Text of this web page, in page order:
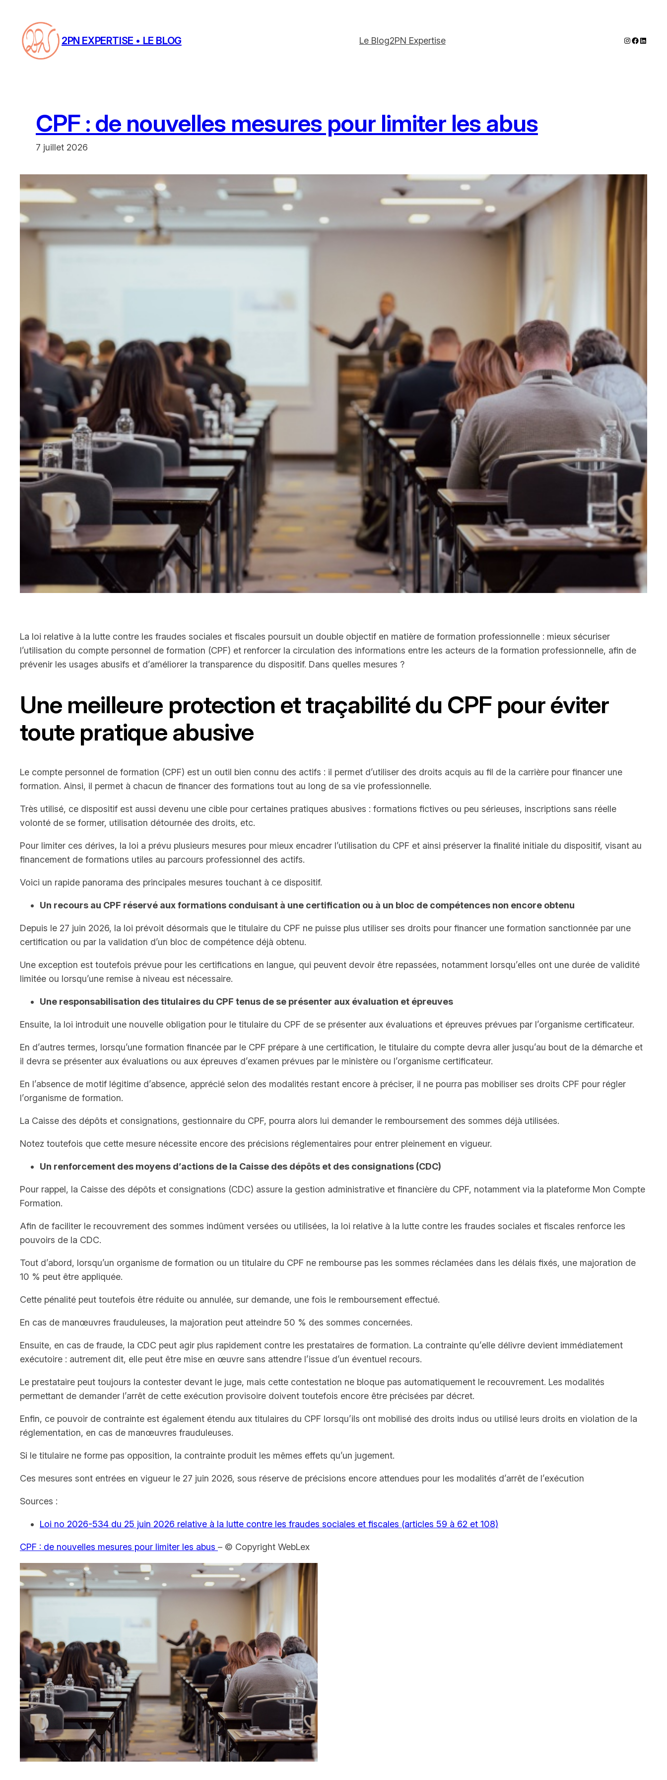
contenu
2PN EXPERTISE • LE BLOG Le Blog2PN Expertise Instagram
CPF : de nouvelles mesures pour limiter les abus
7 juillet 2026
La loi relative à la lutte contre les fraudes sociales et fiscales poursuit un double objectif en matière de formation professionnelle : mieux sécuriser
l’utilisation du compte personnel de formation (CPF) et renforcer la circulation des informations entre les acteurs de la formation professionnelle, afin de
prévenir les usages abusifs et d’améliorer la transparence du dispositif. Dans quelles mesures ?
Une meilleure protection et traçabilité du CPF pour éviter
toute pratique abusive
Le compte personnel de formation (CPF) est un outil bien connu des actifs : il permet d’utiliser des droits acquis au fil de la carrière pour financer une
formation. Ainsi, il permet à chacun de financer des formations tout au long de sa vie professionnelle.
Très utilisé, ce dispositif est aussi devenu une cible pour certaines pratiques abusives : formations fictives ou peu sérieuses, inscriptions sans réelle
volonté de se former, utilisation détournée des droits, etc.
Pour limiter ces dérives, la loi a prévu plusieurs mesures pour mieux encadrer l’utilisation du CPF et ainsi préserver la finalité initiale du dispositif, visant au
financement de formations utiles au parcours professionnel des actifs.
Voici un rapide panorama des principales mesures touchant à ce dispositif.
Un recours au CPF réservé aux formations conduisant à une certification ou à un bloc de compétences non encore obtenu
Depuis le 27 juin 2026, la loi prévoit désormais que le titulaire du CPF ne puisse plus utiliser ses droits pour financer une formation sanctionnée par une
certification ou par la validation d’un bloc de compétence déjà obtenu.
Une exception est toutefois prévue pour les certifications en langue, qui peuvent devoir être repassées, notamment lorsqu’elles ont une durée de validité
limitée ou lorsqu’une remise à niveau est nécessaire.
Une responsabilisation des titulaires du CPF tenus de se présenter aux évaluation et épreuves
Ensuite, la loi introduit une nouvelle obligation pour le titulaire du CPF de se présenter aux évaluations et épreuves prévues par l’organisme certificateur.
En d’autres termes, lorsqu’une formation financée par le CPF prépare à une certification, le titulaire du compte devra aller jusqu’au bout de la démarche et
il devra se présenter aux évaluations ou aux épreuves d’examen prévues par le ministère ou l’organisme certificateur.
En l’absence de motif légitime d’absence, apprécié selon des modalités restant encore à préciser, il ne pourra pas mobiliser ses droits CPF pour régler
l’organisme de formation.
La Caisse des dépôts et consignations, gestionnaire du CPF, pourra alors lui demander le remboursement des sommes déjà utilisées.
Notez toutefois que cette mesure nécessite encore des précisions réglementaires pour entrer pleinement en vigueur.
Un renforcement des moyens d’actions de la Caisse des dépôts et des consignations (CDC)
Pour rappel, la Caisse des dépôts et consignations (CDC) assure la gestion administrative et financière du CPF, notamment via la plateforme Mon Compte
Formation.
Afin de faciliter le recouvrement des sommes indûment versées ou utilisées, la loi relative à la lutte contre les fraudes sociales et fiscales renforce les
pouvoirs de la CDC.
Tout d’abord, lorsqu’un organisme de formation ou un titulaire du CPF ne rembourse pas les sommes réclamées dans les délais fixés, une majoration de
10 % peut être appliquée.
Cette pénalité peut toutefois être réduite ou annulée, sur demande, une fois le remboursement effectué.
En cas de manœuvres frauduleuses, la majoration peut atteindre 50 % des sommes concernées.
Ensuite, en cas de fraude, la CDC peut agir plus rapidement contre les prestataires de formation. La contrainte qu’elle délivre devient immédiatement
exécutoire : autrement dit, elle peut être mise en œuvre sans attendre l’issue d’un éventuel recours.
Le prestataire peut toujours la contester devant le juge, mais cette contestation ne bloque pas automatiquement le recouvrement. Les modalités
permettant de demander l’arrêt de cette exécution provisoire doivent toutefois encore être précisées par décret.
Enfin, ce pouvoir de contrainte est également étendu aux titulaires du CPF lorsqu’ils ont mobilisé des droits indus ou utilisé leurs droits en violation de la
réglementation, en cas de manœuvres frauduleuses.
Si le titulaire ne forme pas opposition, la contrainte produit les mêmes effets qu’un jugement.
Ces mesures sont entrées en vigueur le 27 juin 2026, sous réserve de précisions encore attendues pour les modalités d’arrêt de l’exécution
Sources :
Loi no 2026-534 du 25 juin 2026 relative à la lutte contre les fraudes sociales et fiscales (articles 59 à 62 et 108)
CPF : de nouvelles mesures pour limiter les abus – © Copyright WebLex